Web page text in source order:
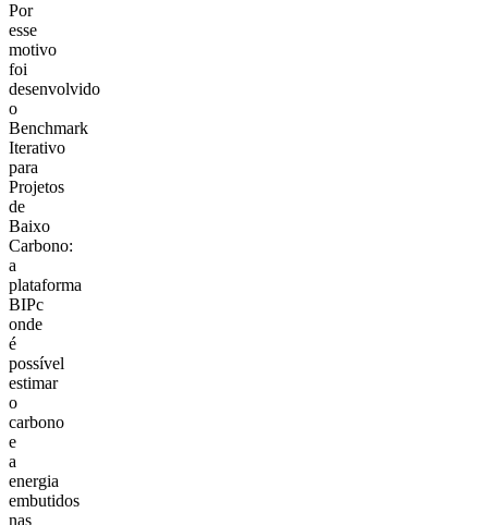
Por
esse
motivo
foi
desenvolvido
o
Benchmark
Iterativo
para
Projetos
de
Baixo
Carbono:
a
plataforma
BIPc
onde
é
possível
estimar
o
carbono
e
a
energia
embutidos
nas